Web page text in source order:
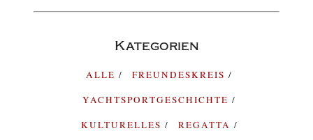
Kategorien
ALLE
FREUNDESKREIS
YACHTSPORTGESCHICHTE
KULTURELLES
REGATTA